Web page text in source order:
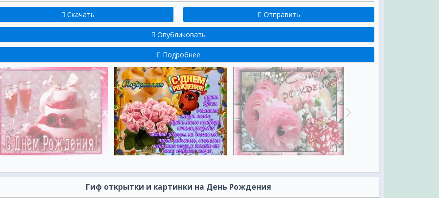
Скачать Отправить
Опубликовать
Подробнее
Гиф открытки и картинки на День Рождения